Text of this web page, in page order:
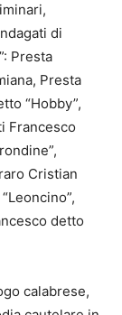
di
Presta
Presta
“Hobby”,
Francesco
Cristian
detto
calabrese,